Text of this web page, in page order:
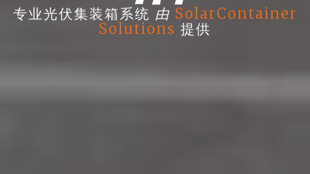
专业光伏集装箱系统 由 SolarContainer
Solutions 提供